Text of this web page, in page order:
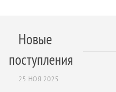
Новые
поступления
25 НОЯ 2025